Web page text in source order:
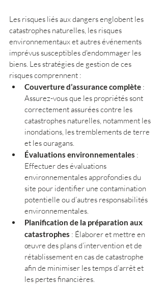
Les risques liés aux dangers englobent les
catastrophes naturelles, les risques
environnementaux et autres événements
imprévus susceptibles d'endommager les
biens. Les stratégies de gestion de ces
risques comprennent :
Couverture d’assurance complète :
Assurez-vous que les propriétés sont
correctement assurées contre les
catastrophes naturelles, notamment les
inondations, les tremblements de terre
et les ouragans.
Évaluations environnementales :
Effectuer des évaluations
environnementales approfondies du
site pour identifier une contamination
potentielle ou d’autres responsabilités
environnementales.
Planification de la préparation aux
catastrophes : Élaborer et mettre en
œuvre des plans d’intervention et de
rétablissement en cas de catastrophe
afin de minimiser les temps d’arrêt et
les pertes financières.